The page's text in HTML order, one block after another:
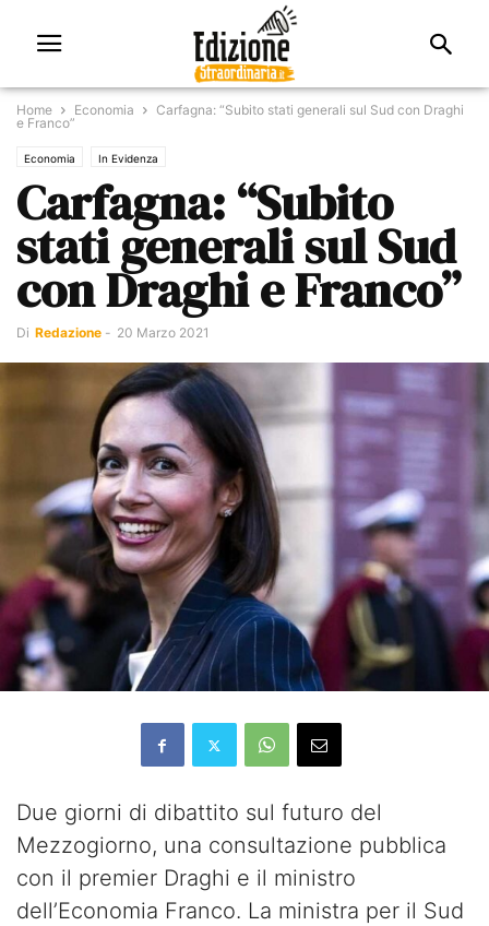
Home Economia
Carfagna: “Subito stati generali sul Sud con Draghi
e Franco”
Economia In Evidenza
Carfagna: “Subito
stati generali sul Sud
con Draghi e Franco”
Di Redazione - 20 Marzo 2021
Due giorni di dibattito sul futuro del
Mezzogiorno, una consultazione pubblica
con il premier Draghi e il ministro
dell’Economia Franco. La ministra per il Sud